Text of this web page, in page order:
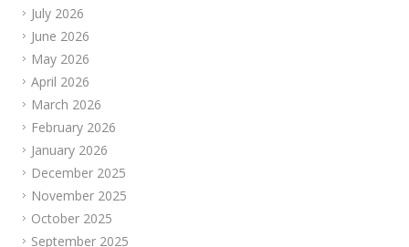
July 2026
June 2026
May 2026
April 2026
March 2026
February 2026
January 2026
December 2025
November 2025
October 2025
September 2025